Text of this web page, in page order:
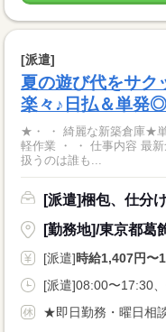
[派遣]
夏の遊び代をサク
楽々♪日払＆単発◎
★・ ・ 綺麗な新築倉庫★
軽作業 ・ ・ 仕事内容 最
扱うのは誰も...
[派遣]梱包、仕分
[勤務地]/東京都葛
[派遣]時給1,407円〜
[派遣]08:00〜17:30
★即日勤務・曜日相